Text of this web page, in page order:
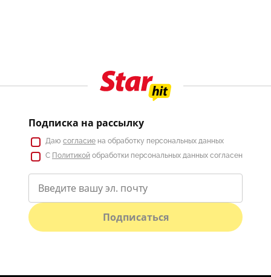
Подписка на рассылку
Даю согласие на обработку персональных данных
С Политикой обработки персональных данных согласен
Подписаться